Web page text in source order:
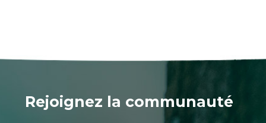
Rejoignez la communauté